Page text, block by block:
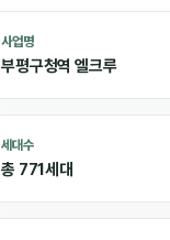
사업명
부평구청역 엘크루
세대수
총 771세대